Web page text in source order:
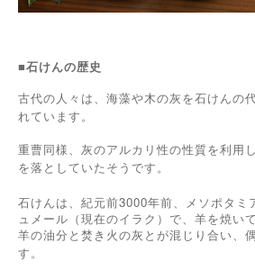
■石けんの歴史
古代の人々は、海藻や木の灰を石けんの
れています。
重曹同様、灰のアルカリ性の性質を利用
を落としていたそうです。
石けんは、紀元前3000年前、メソポタミ
ュメール（現在のイラク）で、羊を焼い
羊の油分と焚き火の灰とが混じり合い、
す。